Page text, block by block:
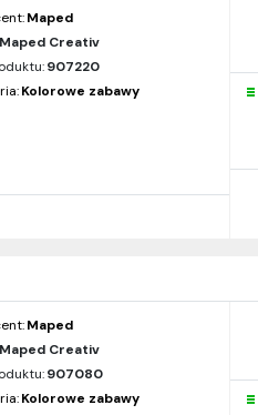
Maped
Maped Creativ
907220
Kolorowe zabawy
Maped
Maped Creativ
907080
Kolorowe zabawy